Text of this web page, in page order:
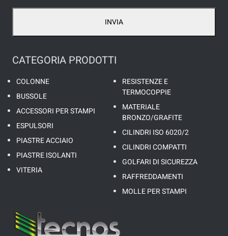
CATEGORIA PRODOTTI
COLONNE
BUSSOLE
ACCESSORI PER STAMPI
ESPULSORI
PIASTRE ACCIAIO
PIASTRE ISOLANTI
VITERIA
RESISTENZE E
TERMOCOPPIE
MATERIALE
BRONZO/GRAFITE
CILINDRI ISO 6020/2
CILINDRI COMPATTI
GOLFARI DI SICUREZZA
RAFFREDDAMENTI
MOLLE PER STAMPI
INVIA